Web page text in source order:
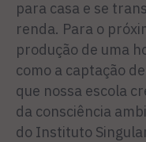
para casa e se
renda. Para o
produção de uma
como a captação
que nossa escola
da consciência
do Instituto